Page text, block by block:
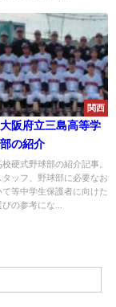
関西
大阪府立三島高等学
の紹介
硬式野球部の紹介記事。
ッフ、野球部に必要なお
等中学生保護者に向けた
の参考にな...